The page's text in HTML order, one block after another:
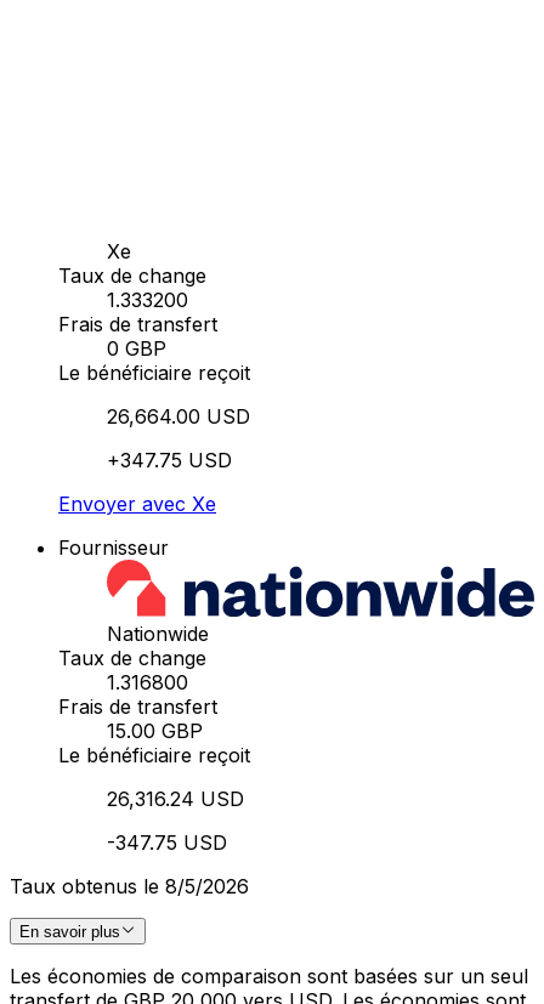
Xe
Taux de change
1.333200
Frais de transfert
0 GBP
Le bénéficiaire reçoit
26,664.00 USD
+347.75 USD
Envoyer avec Xe
Fournisseur
Nationwide
Taux de change
1.316800
Frais de transfert
15.00 GBP
Le bénéficiaire reçoit
26,316.24 USD
-347.75 USD
Taux obtenus le 8/5/2026
En savoir plus
Les économies de comparaison sont basées sur un seul